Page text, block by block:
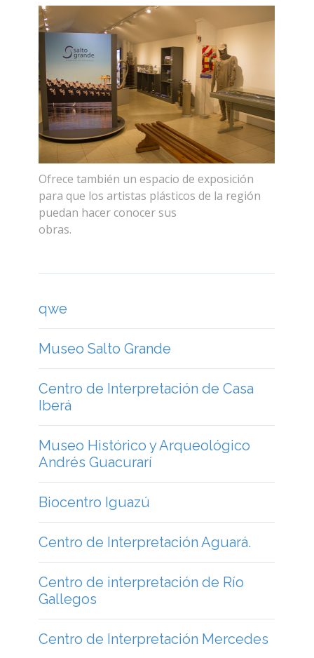
Ofrece también un espacio de exposición
para que los artistas plásticos de la región
puedan hacer conocer sus
obras.replicachanel.us.com
qwe
Museo Salto Grande
Andrés Guacurarí
Biocentro Iguazú
Centro de Interpretación Aguará.
Centro de interpretación de Río
Gallegos
Centro de Interpretación Mercedes
Centro de Interpretación Casa
Histórica de Indalecio Gomez.
Centro de Interpretación de La Cruz
Centro de Interpretación de Cueva
de las Manos